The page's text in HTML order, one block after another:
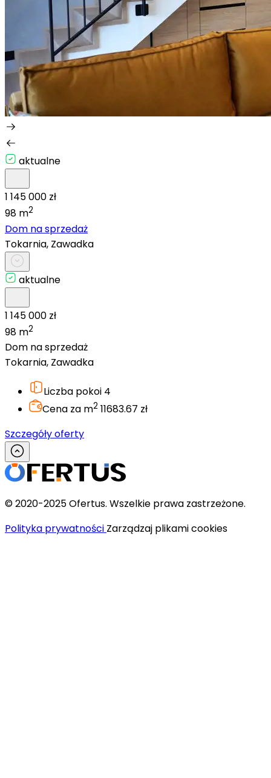
aktualne
1 145 000 zł
98 m2
Dom na sprzedaż
Tokarnia, Zawadka
aktualne
1 145 000 zł
98 m2
Dom na sprzedaż
Tokarnia, Zawadka
Liczba pokoi 4
Cena za m2 11683.67 zł
Szczegóły oferty
© 2020-2025 Ofertus. Wszelkie prawa zastrzeżone.
Polityka prywatności Zarządzaj plikami cookies